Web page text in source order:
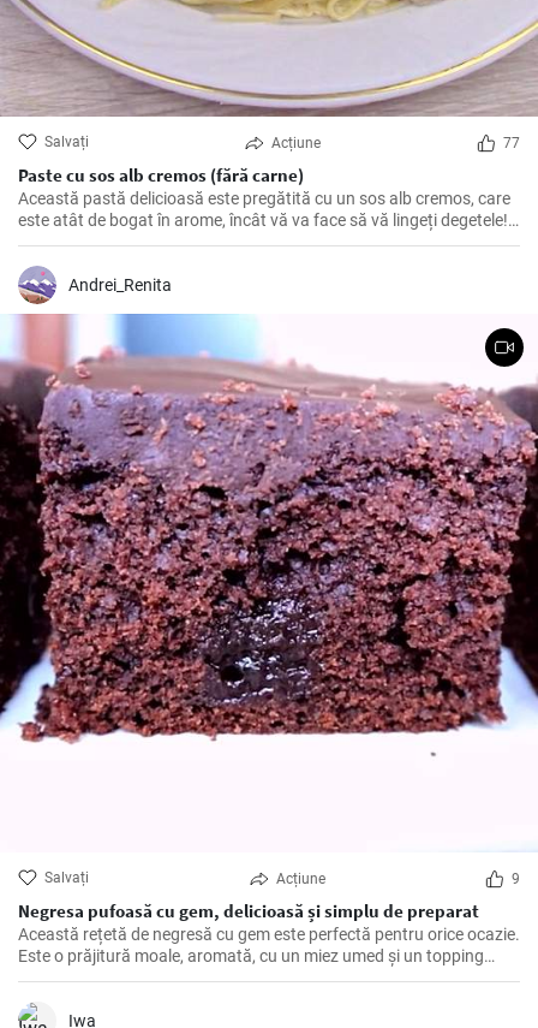
Salvați Acțiune 77
Paste cu sos alb cremos (fără carne)
Această pastă delicioasă este pregătită cu un sos alb cremos, care
este atât de bogat în arome, încât vă va face să vă lingeți degetele!
Perfectă pentru o cină romantică sau o masă în familie.
Andrei_Renita
Salvați Acțiune 9
Negresa pufoasă cu gem, delicioasă și simplu de preparat
Această rețetă de negresă cu gem este perfectă pentru orice ocazie.
Este o prăjitură moale, aromată, cu un miez umed și un topping
dulce de gem cu fructe. O rețetă simplă, cu ingrediente obișnuite,
care poate fi făcută rapid și ușor.
Iwa